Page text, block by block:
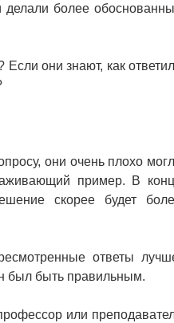
делали более
они знают, как
они очень плохо
пример. В
скорее будет
ответы
был быть правильным.
или